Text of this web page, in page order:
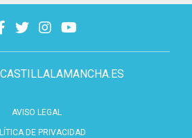
AVISO LEGAL
DE PRIVACIDAD